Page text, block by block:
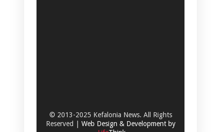
© 2013-2025 Kefalonia News. All Rights
Reserved | Web Design & Development by